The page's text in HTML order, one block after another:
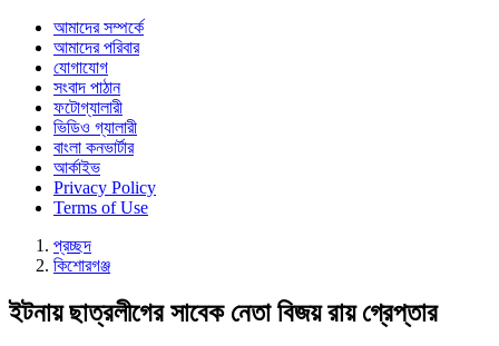
আমাদের সম্পর্কে
আমাদের পরিবার
যোগাযোগ
সংবাদ পাঠান
ফটোগ্যালারী
ভিডিও গ্যালারী
বাংলা কনভার্টার
আর্কাইভ
Privacy Policy
Terms of Use
প্রচ্ছদ
কিশোরগঞ্জ
ইটনায় ছাত্রলীগের সাবেক নেতা বিজয় রায় গ্রেপ্তার